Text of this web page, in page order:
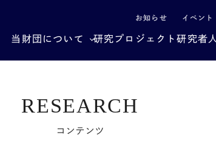
お知らせ イベント
当財団について 研究プロジェクト研究者
RESEARCH
コンテンツ